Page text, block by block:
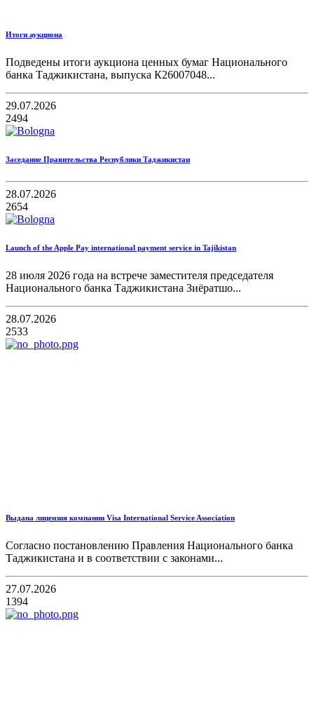
Итоги аукциона
Подведены итоги аукциона ценных бумаг Национального
банка Таджикистана, выпуска К26007048...
29.07.2026
2494
Заседание Правительства Республики Таджикистан
28.07.2026
2654
Launch of the Apple Pay international payment service in Tajikistan
28 июля 2026 года на встрече заместителя председателя
Национального банка Таджикистана Зиёратшо...
28.07.2026
2533
Выдана лицензия компании Visa International Service Association
Согласно постановлению Правления Национального банка
Таджикистана и в соответствии с законами...
27.07.2026
1394